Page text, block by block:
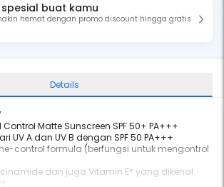
buat kamu
hemat dengan promo discount hingga gratis
Details
Control Matte Sunscreen SPF 50+ PA+++
UV A dan UV B dengan SPF 50 PA+++
control formula (berfungsi untuk mengontrol
dan juga Vitamin E* yang dikenal